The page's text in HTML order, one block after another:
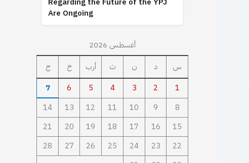
Are Ongoing
أغسطس 2026
س
د ن ث أرب خ
ج
1
2
3
4
5
6
7
8
9
10
11
12
13
14
15
16
17
18
19
20
21
22
23
24
25
26
27
28